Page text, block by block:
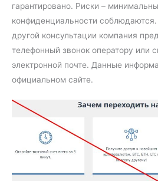
гарантировано. Риски –
конфиденциальности
другой консультации компания
телефонный звонок оператору или
электронной почте. Данные
официальном сайте.